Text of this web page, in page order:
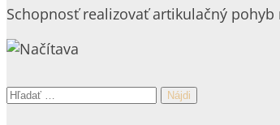
Schopnosť realizovať artikulačný
Hľadať: